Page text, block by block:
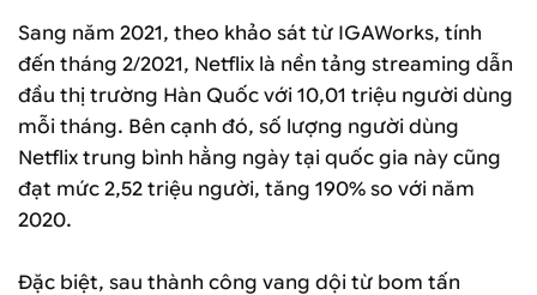
Sang năm 2021, theo khảo sát từ IGAWorks, tính
đến tháng 2/2021, Netflix là nền tảng streaming dẫn
đầu thị trường Hàn Quốc với 10,01 triệu người dùng
mỗi tháng. Bên cạnh đó, số lượng người dùng
Netflix trung bình hằng ngày tại quốc gia này cũng
đạt mức 2,52 triệu người, tăng 190% so với năm
2020.
Đặc biệt, sau thành công vang dội từ bom tấn